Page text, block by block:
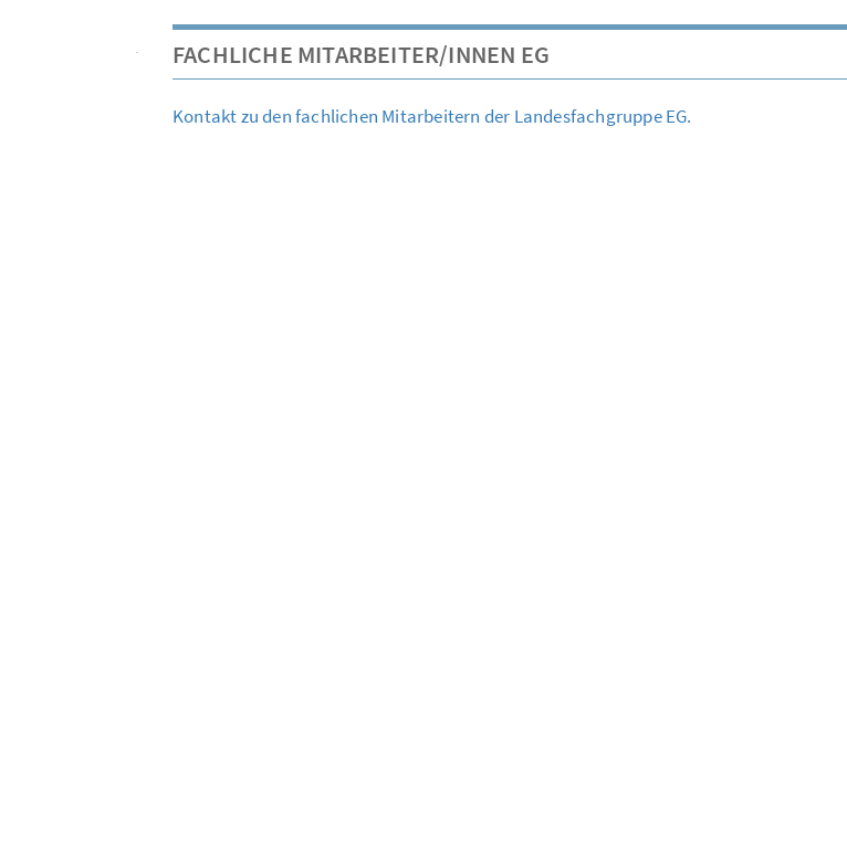
FACHLICHE MITARBEITER/INNEN EG
Kontakt zu den fachlichen Mitarbeitern der Landesfachgruppe EG.